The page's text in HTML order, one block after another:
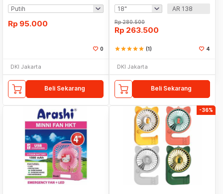
Rp 95.000
0
DKI Jakarta
Beli Sekarang
AR 138
Rp280.500
Rp 263.500
starstarstarstarstar (1) 4
DKI Jakarta
Beli Sekarang
-36%